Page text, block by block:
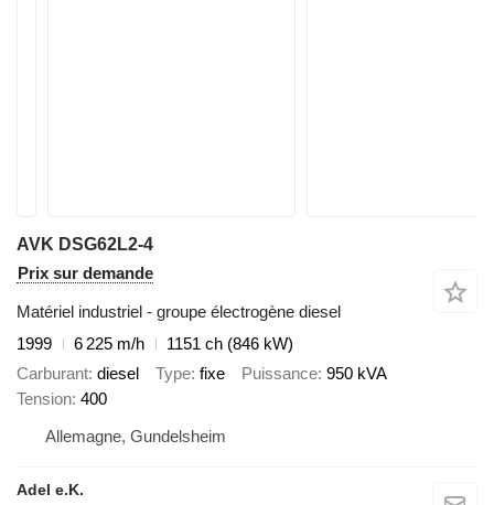
AVK DSG62L2-4
Prix sur demande
Matériel industriel - groupe électrogène diesel
1999
6 225 m/h
1151 ch (846 kW)
Carburant diesel Type fixe Puissance 950 kVA
Tension 400
Allemagne, Gundelsheim
Adel e.K.